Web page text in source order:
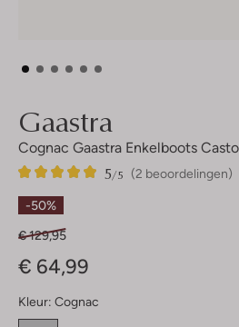
Gaastra
Cognac Gaastra Enkelboots
(2 beoordelingen)
5/5
2
5
Sterren
-50%
€ 129,95
€ 64,99
Kleur: Cognac